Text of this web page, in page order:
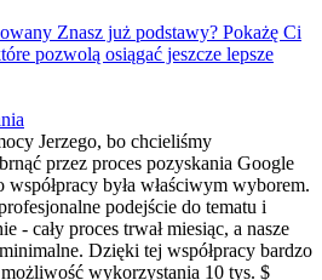
Znasz już podstawy? Pokażę Ci
pozwolą osiągać jeszcze lepsze
Jerzego, bo chcieliśmy
przez proces pozyskania Google
była właściwym wyborem.
podejście do tematu i
- cały proces trwał miesiąc, a nasze
Dzięki tej współpracy bardzo
wykorzystania 10 tys. $